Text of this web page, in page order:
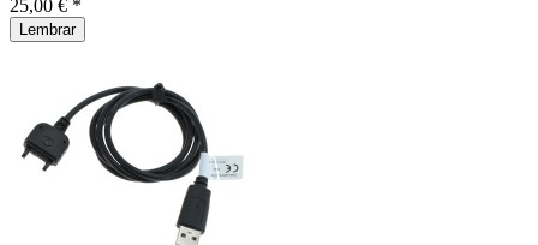
25,00 € *
Lembrar